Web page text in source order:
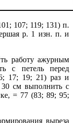
107; 119; 131) п.
р. 1 изн. п. и
работу ажурным
с петель перед
17; 19; 21) раз и
30 см выполнить с
= 77 (83; 89; 95;
выреза